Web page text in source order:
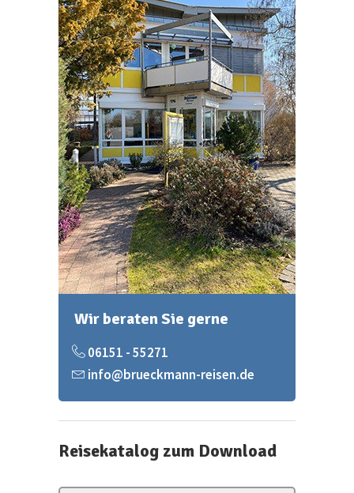
Wir beraten Sie gerne
06151 - 55271
info@brueckmann-reisen.de
Reisekatalog zum Download